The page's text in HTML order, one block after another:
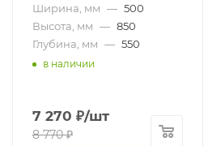
Ширина, мм — 500
Высота, мм — 850
Глубина, мм — 550
в наличии
7 270 ₽/шт
8 770₽